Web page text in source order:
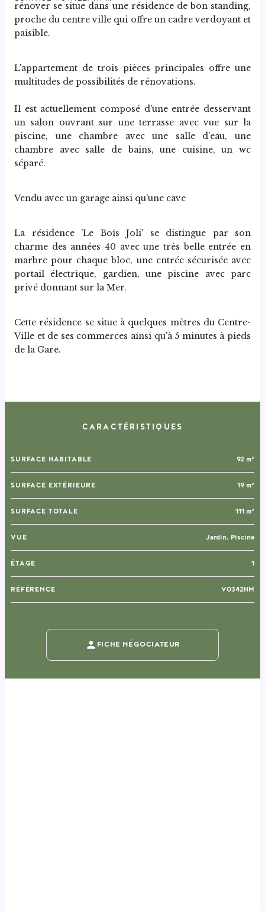
rénover se situe dans une résidence de bon standing,
proche du centre ville qui offre un cadre verdoyant et
paisible.
L'appartement de trois pièces principales offre une
multitudes de possibilités de rénovations.
Il est actuellement composé d'une entrée desservant
un salon ouvrant sur une terrasse avec vue sur la
piscine, une chambre avec une salle d'eau, une
chambre avec salle de bains, une cuisine, un wc
séparé.
Vendu avec un garage ainsi qu'une cave
La résidence 'Le Bois Joli' se distingue par son
charme des années 40 avec une très belle entrée en
marbre pour chaque bloc, une entrée sécurisée avec
portail électrique, gardien, une piscine avec parc
privé donnant sur la Mer.
Cette résidence se situe à quelques mètres du Centre-
Ville et de ses commerces ainsi qu'à 5 minutes à pieds
de la Gare.
CARACTÉRISTIQUES
SURFACE HABITABLE 92 m²
SURFACE EXTÉRIEURE 19 m²
SURFACE TOTALE 111 m²
VUE Jardin, Piscine
ÉTAGE 1
RÉFÉRENCE V0342HM
FICHE NÉGOCIATEUR